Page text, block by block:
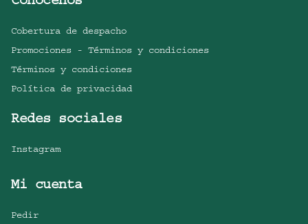
Cobertura de despacho
Promociones - Términos y condiciones
Términos y condiciones
Política de privacidad
Redes sociales
Instagram
Mi cuenta
Pedir